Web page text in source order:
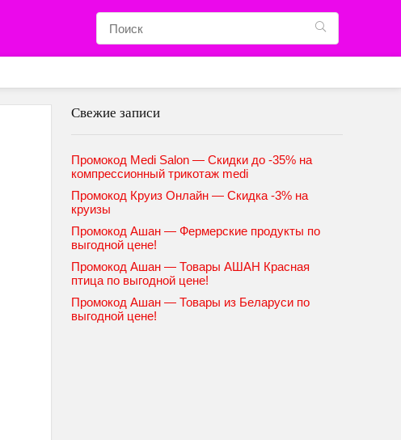
Свежие записи
Промокод Medi Salon — Скидки до -35% на
компрессионный трикотаж medi
Промокод Круиз Онлайн — Скидка -3% на
круизы
Промокод Ашан — Фермерские продукты по
выгодной цене!
Промокод Ашан — Товары АШАН Красная
птица по выгодной цене!
Промокод Ашан — Товары из Беларуси по
выгодной цене!